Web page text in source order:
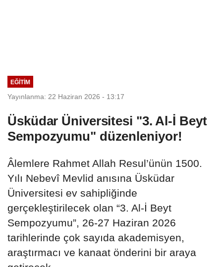
EĞİTİM
Yayınlanma: 22 Haziran 2026 - 13:17
Üsküdar Üniversitesi "3. Al-İ Beyt
Sempozyumu" düzenleniyor!
Âlemlere Rahmet Allah Resul’ünün 1500.
Yılı Nebevî Mevlid anısına Üsküdar
Üniversitesi ev sahipliğinde
gerçekleştirilecek olan “3. Al-İ Beyt
Sempozyumu”, 26-27 Haziran 2026
tarihlerinde çok sayıda akademisyen,
araştırmacı ve kanaat önderini bir araya